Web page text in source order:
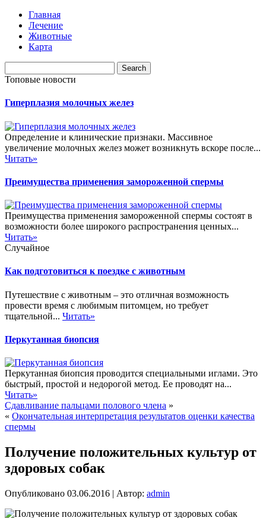
Главная
Лечение
Животные
Карта
Топовые новости
Гиперплазия молочных желез
Определение и клинические признаки. Массивное
увеличение молочных желез может возникнуть вскоре после...
Читать»
Преимущества применения замороженной спермы
Преимущества применения замороженной спермы состоят в
возможности более широкого распространения ценных...
Читать»
Случайное
Как подготовиться к поездке с животным
Путешествие с животным – это отличная возможность
провести время с любимым питомцем, но требует
тщательной... Читать»
Перкутанная биопсия
Перкутанная биопсия проводится специальными иглами. Это
быстрый, простой и недорогой метод. Ее проводят на...
Читать»
Сдавливание пальцами полового члена »
« Окончательная интерпретация результатов оценки качества
спермы
Получение положительных культур от
здоровых собак
Опубликовано 03.06.2016 | Автор: admin